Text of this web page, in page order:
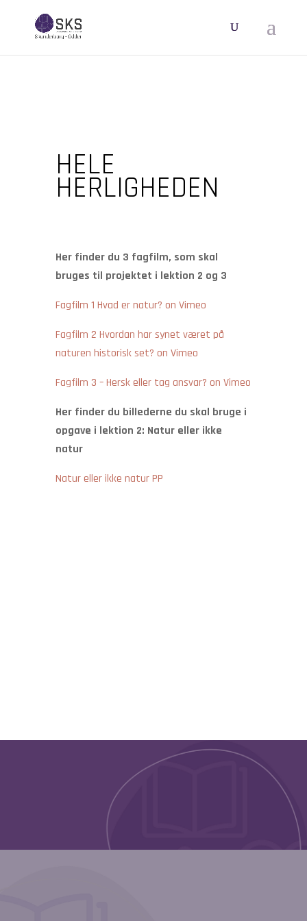
HELE
HERLIGHEDEN
Her finder du 3 fagfilm, som skal
bruges til projektet i lektion 2 og 3
Fagfilm 1 Hvad er natur? on Vimeo
Fagfilm 2 Hvordan har synet været på
naturen historisk set? on Vimeo
Fagfilm 3 – Hersk eller tag ansvar? on Vimeo
Her finder du billederne du skal bruge i
opgave i lektion 2: Natur eller ikke
natur
Natur eller ikke natur PP